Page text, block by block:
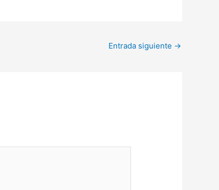
Entrada siguiente →